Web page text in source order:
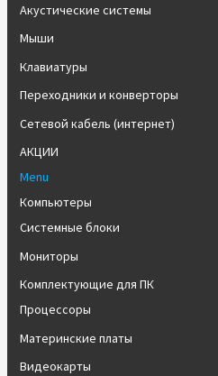
Акустические системы
Мыши
Клавиатуры
Переходники и конверторы
Сетевой кабель (интернет)
АКЦИИ
Menu
Компьютеры
Системные блоки
Мониторы
Комплектующие для ПК
Процессоры
Материнские платы
Видеокарты